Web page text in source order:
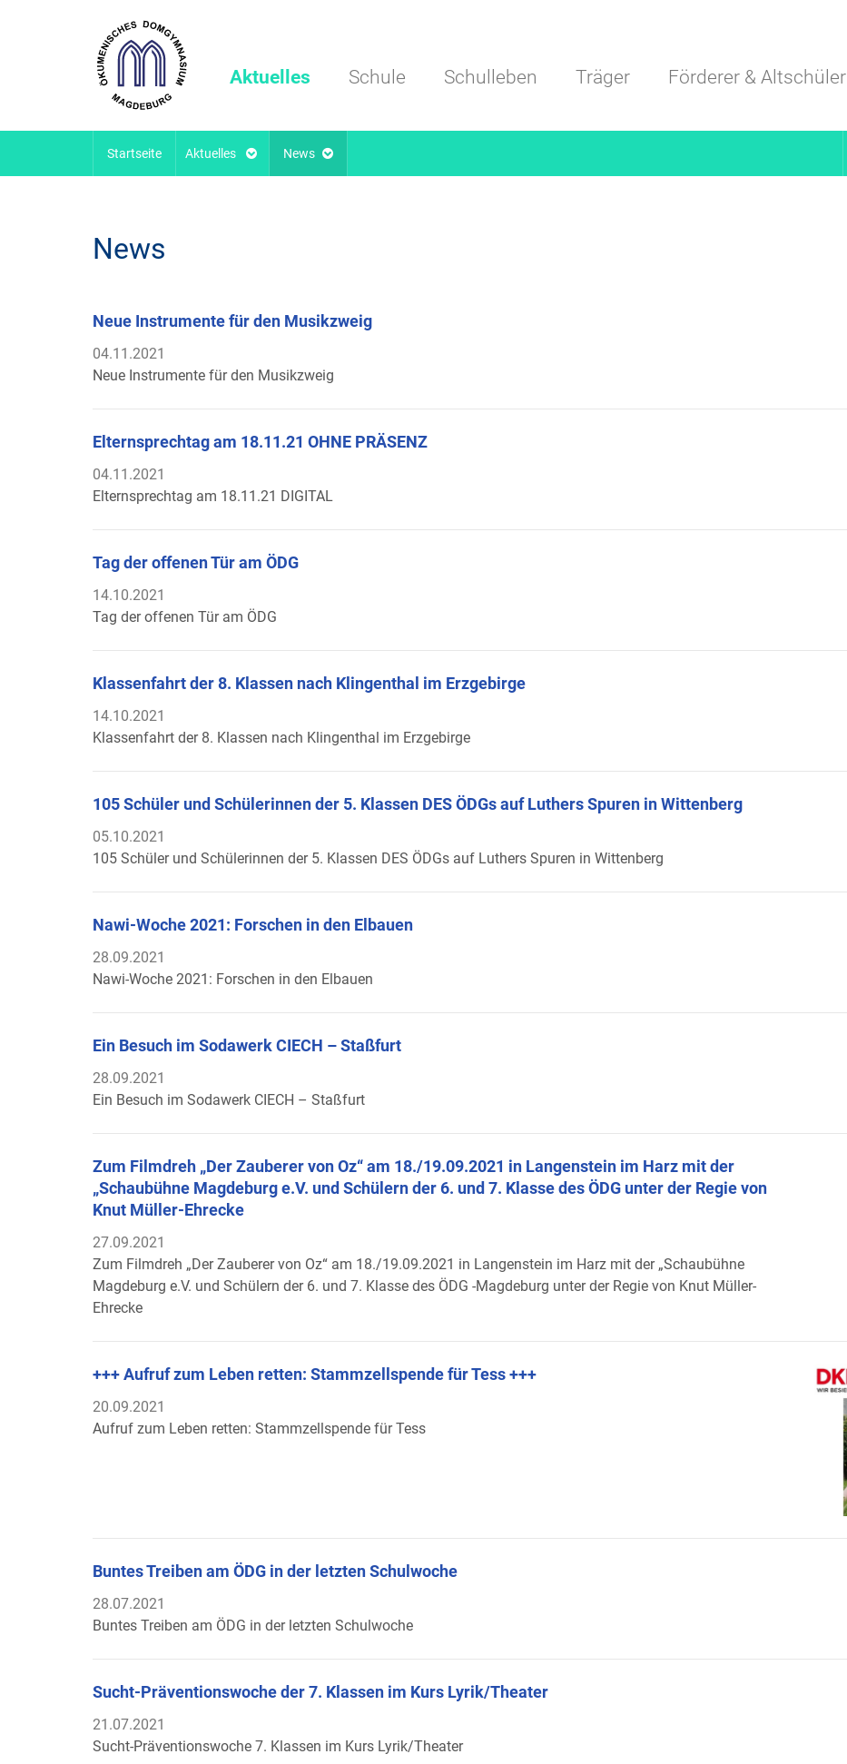
Aktuelles Schule Schulleben Träger Förderer & Altschüler
Startseite Aktuelles News
News
Neue Instrumente für den Musikzweig
04.11.2021
Neue Instrumente für den Musikzweig
Elternsprechtag am 18.11.21 OHNE PRÄSENZ
04.11.2021
Elternsprechtag am 18.11.21 DIGITAL
Tag der offenen Tür am ÖDG
14.10.2021
Tag der offenen Tür am ÖDG
Klassenfahrt der 8. Klassen nach Klingenthal im Erzgebirge
14.10.2021
Klassenfahrt der 8. Klassen nach Klingenthal im Erzgebirge
105 Schüler und Schülerinnen der 5. Klassen DES ÖDGs auf Luthers Spuren in Wittenberg
05.10.2021
105 Schüler und Schülerinnen der 5. Klassen DES ÖDGs auf Luthers Spuren in Wittenberg
Nawi-Woche 2021: Forschen in den Elbauen
28.09.2021
Nawi-Woche 2021: Forschen in den Elbauen
Ein Besuch im Sodawerk CIECH – Staßfurt
28.09.2021
Ein Besuch im Sodawerk CIECH – Staßfurt
Zum Filmdreh „Der Zauberer von Oz“ am 18./19.09.2021 in Langenstein im Harz mit der
„Schaubühne Magdeburg e.V. und Schülern der 6. und 7. Klasse des ÖDG unter der Regie von
Knut Müller-Ehrecke
27.09.2021
Zum Filmdreh „Der Zauberer von Oz“ am 18./19.09.2021 in Langenstein im Harz mit der „Schaubühne
Magdeburg e.V. und Schülern der 6. und 7. Klasse des ÖDG -Magdeburg unter der Regie von Knut Müller-
Ehrecke
+++ Aufruf zum Leben retten: Stammzellspende für Tess +++
20.09.2021
Aufruf zum Leben retten: Stammzellspende für Tess
Buntes Treiben am ÖDG in der letzten Schulwoche
28.07.2021
Buntes Treiben am ÖDG in der letzten Schulwoche
Sucht-Präventionswoche der 7. Klassen im Kurs Lyrik/Theater
21.07.2021
Sucht-Präventionswoche 7. Klassen im Kurs Lyrik/Theater